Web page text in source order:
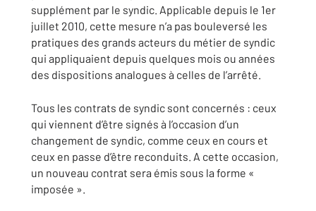
supplément par le syndic. Applicable depuis le 1er
juillet 2010, cette mesure n’a pas bouleversé les
pratiques des grands acteurs du métier de syndic
qui appliquaient depuis quelques mois ou années
des dispositions analogues à celles de l’arrêté.
Tous les contrats de syndic sont concernés : ceux
qui viennent d’être signés à l’occasion d’un
changement de syndic, comme ceux en cours et
ceux en passe d’être reconduits. A cette occasion,
un nouveau contrat sera émis sous la forme «
imposée ».